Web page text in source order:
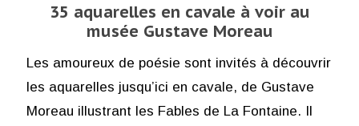
35 aquarelles en cavale à voir au
musée Gustave Moreau
Les amoureux de poésie sont invités à découvrir
les aquarelles jusqu’ici en cavale, de Gustave
Moreau illustrant les Fables de La Fontaine. Il